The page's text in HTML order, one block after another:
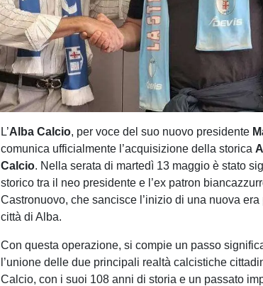
L’Alba Calcio, per voce del suo nuovo presidente
comunica ufficialmente l’acquisizione della storica
Calcio. Nella serata di martedì 13 maggio è stato
storico tra il neo presidente e l’ex patron
Castronuovo, che sancisce l’inizio di una nuova
città di Alba.
Con questa operazione, si compie un passo
l’unione delle due principali realtà calcistiche
Calcio, con i suoi 108 anni di storia e un passato